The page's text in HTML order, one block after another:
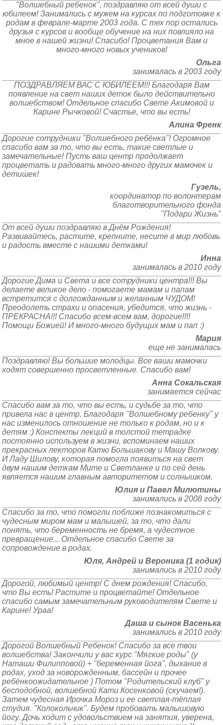
"Волшебный ребенок", поздравляю от всей души с
юбилеем! Занимались с мужем на курсах по подготовке к
родам в феврале-марте 2003 года. С тех пор остались
друзья с курсов и вообще обучение на них повлияло на
мное в нашей жизни! Спасибо! Процветания Вам и
много-много новых учеников!
Ольга
занималась в 2003 году
ПОЗДРАВЛЯЕМ ВАС С ЮБИЛЕЕМ!!! Благодаря Вам
появление на свет наших деток было действительно
волшебством! Отдельное спасибо Свете Акимовой и
Карине Рычковой! Счастье, что вы есть!
Алина Френк
Дорогие сотрудники "Волшебного ребёнка"! Огромное
спасибо вам за то, что вы есть, такие светлые и
замечательные! Пусть ваш центр продолжает
процветать и радовать много-много других мамочек и
детишек!
Гузель,
координатор по волонтерам
благотворительного фонда
"Подари Жизнь"
От всей души поздравляю в Днём Рождения!
Развивайтесь, растите, крепните, несите в мир любовь
и радость вместе с нашими детками!
Инна
занималась в 2010 году
Дорогие Дима и Света и все сотрудники центра!!! Вы
делаете великое дело - помогаете мамам и папам
встретится с долгожданным и желанным ЧУДОМ!
Преодолеть страхи и опасения, убедится, что жизнь -
ПРЕКРАСНА!!! Спасибо всем-всем вам, дорогие!!!!
Помощи Божией! И много-много будущих мам и пап :)
Мария
еще не занималась
Поздравляю! Вы большие молодцы. Все ваши мамочки
ходят совершенно просветленные. Спасибо вам!
Анна Сокальская
занимается сейчас
Спасибо вам за то, что вы есть, и судьбе за то, что
привела нас в центр. Благодаря "Волшебному ребенку" у
нас изменилось отношение не только к родам, но и к
детям :) Конспекты лекций в толстой тетрадке
постоянно используем в жизни, вспоминаем наших
прекрасных лекторов Катю Большакову и Машу Волкову.
И Ладу Шилову, которая помогла появиться на свет
двум нашим деткам Мите и Светланке и по сей день
является нашим главным авторитетом и солнышком.
Юлия и Павел Милютины
занимались в 2008 году
Спасибо за то, что помогли поближе познакомиться с
чудесным миром мам и малышей, за то, что дали
понять, что беременность не бремя, а чудестное
превращение... Отдельное спасибо Свете за
сопровождение в родах.
Юля, Андрей и Вероника (1 годик)
занимались в 2010 году
Дорогой, любимый центр! С днем рождения! Спасибо,
что Вы есть! Растите и процветайте! Отдельное
спасибо самым замечательным руководителям Свете и
Карине! Ураа!
Даша и сынок Васенька
занимались в 2010 году
Дорогой Волшебный Ребенок! Спасибо за все твои
волшебства! Закончили у вас курс "Мягкие роды" (у
Наташи Филипповой) + "беременная йога", дыхание в
родах, уход за новорожденным, бассейн и прочее
ребёнкоожидательное ) Потом "Родительский клуб" у
бесподобной, волшебной Кати Косенковой (скучаем!).
Затем чудесная Ирочка Мороз и ее светлая-тёплая
студия. "Колокольчик". Будем пробовать малышовую
йогу. Дочь ходит с удовольствием на занятия, уверена,